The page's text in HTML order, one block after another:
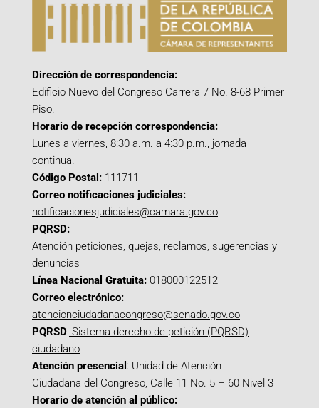
Dirección de correspondencia:
Edificio Nuevo del Congreso Carrera 7 No. 8-68 Primer
Piso.
Horario de recepción correspondencia:
Lunes a viernes, 8:30 a.m. a 4:30 p.m., jornada
continua.
Código Postal: 111711
Correo notificaciones judiciales:
notificacionesjudiciales@camara.gov.co
PQRSD:
Atención peticiones, quejas, reclamos, sugerencias y
denuncias
Línea Nacional Gratuita: 018000122512
Correo electrónico:
atencionciudadanacongreso@senado.gov.co
PQRSD: Sistema derecho de petición (PQRSD)
ciudadano
Atención presencial : Unidad de Atención
Ciudadana del Congreso, Calle 11 No. 5 – 60 Nivel 3
Horario de atención al público: